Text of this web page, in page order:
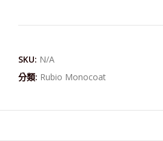
SKU: N/A
分類: Rubio Monocoat